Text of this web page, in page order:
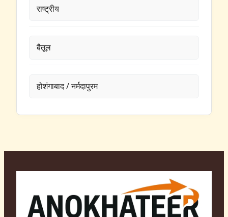
राष्ट्रीय
बैतूल
होशंगाबाद / नर्मदापुरम